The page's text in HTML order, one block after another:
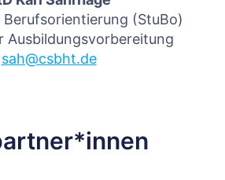
(StuBo)
Ausbildungsvorbereitung
sah@csbht.de